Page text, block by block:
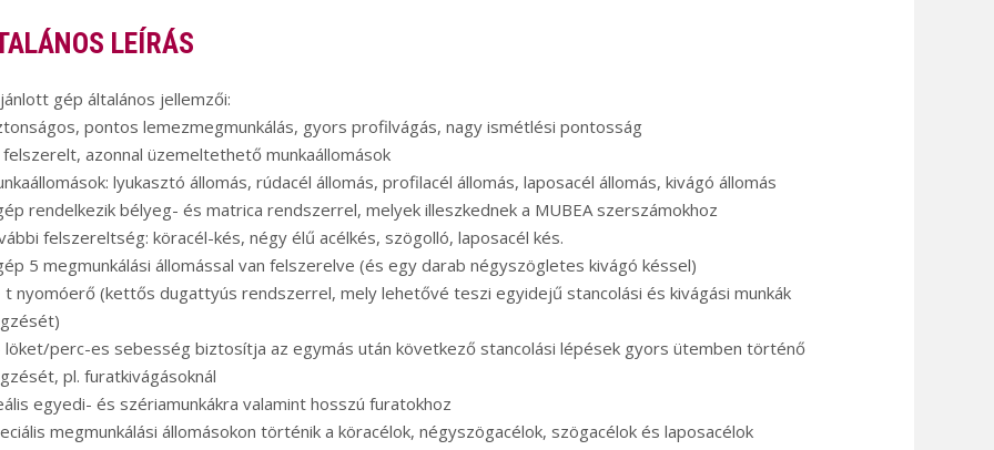
LEÍRÁS
gép általános jellemzői:
pontos lemezmegmunkálás, gyors profilvágás, nagy ismétlési pontosság
azonnal üzemeltethető munkaállomások
lyukasztó állomás, rúdacél állomás, profilacél állomás, laposacél állomás, kivágó állomás
rendelkezik bélyeg- és matrica rendszerrel, melyek illeszkednek a MUBEA szerszámokhoz
felszereltség: köracél-kés, négy élű acélkés, szögolló, laposacél kés.
5 megmunkálási állomással van felszerelve (és egy darab négyszögletes kivágó késsel)
t nyomóerő (kettős dugattyús rendszerrel, mely lehetővé teszi egyidejű stancolási és kivágási munkák
löket/perc-es sebesség biztosítja az egymás után következő stancolási lépések gyors ütemben történő
pl. furatkivágásoknál
egyedi- és szériamunkákra valamint hosszú furatokhoz
megmunkálási állomásokon történik a köracélok, négyszögacélok, szögacélok és laposacélok